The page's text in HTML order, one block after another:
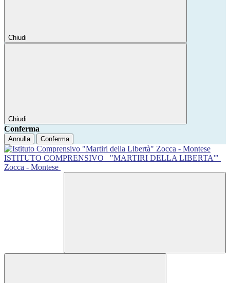
Chiudi
Chiudi
Conferma
Annulla Conferma
ISTITUTO COMPRENSIVO
"MARTIRI DELLA LIBERTA'"
Zocca - Montese